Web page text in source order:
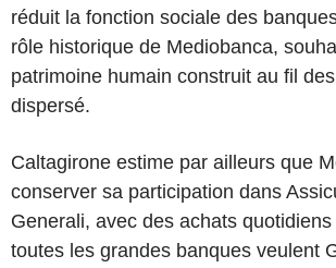
réduit la fonction sociale des
rôle historique de Mediobanca,
patrimoine humain construit au fil
dispersé.
Caltagirone estime par ailleurs que
conserver sa participation dans
Generali, avec des achats
toutes les grandes banques veulent